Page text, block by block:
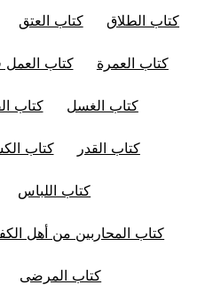
كتاب الطلاق كتاب العتق
كتاب العمرة كتاب العمل
كتاب الغسل كتاب
كتاب القدر كتاب
كتاب اللباس
كتاب المحاربين من أهل
كتاب المرضى